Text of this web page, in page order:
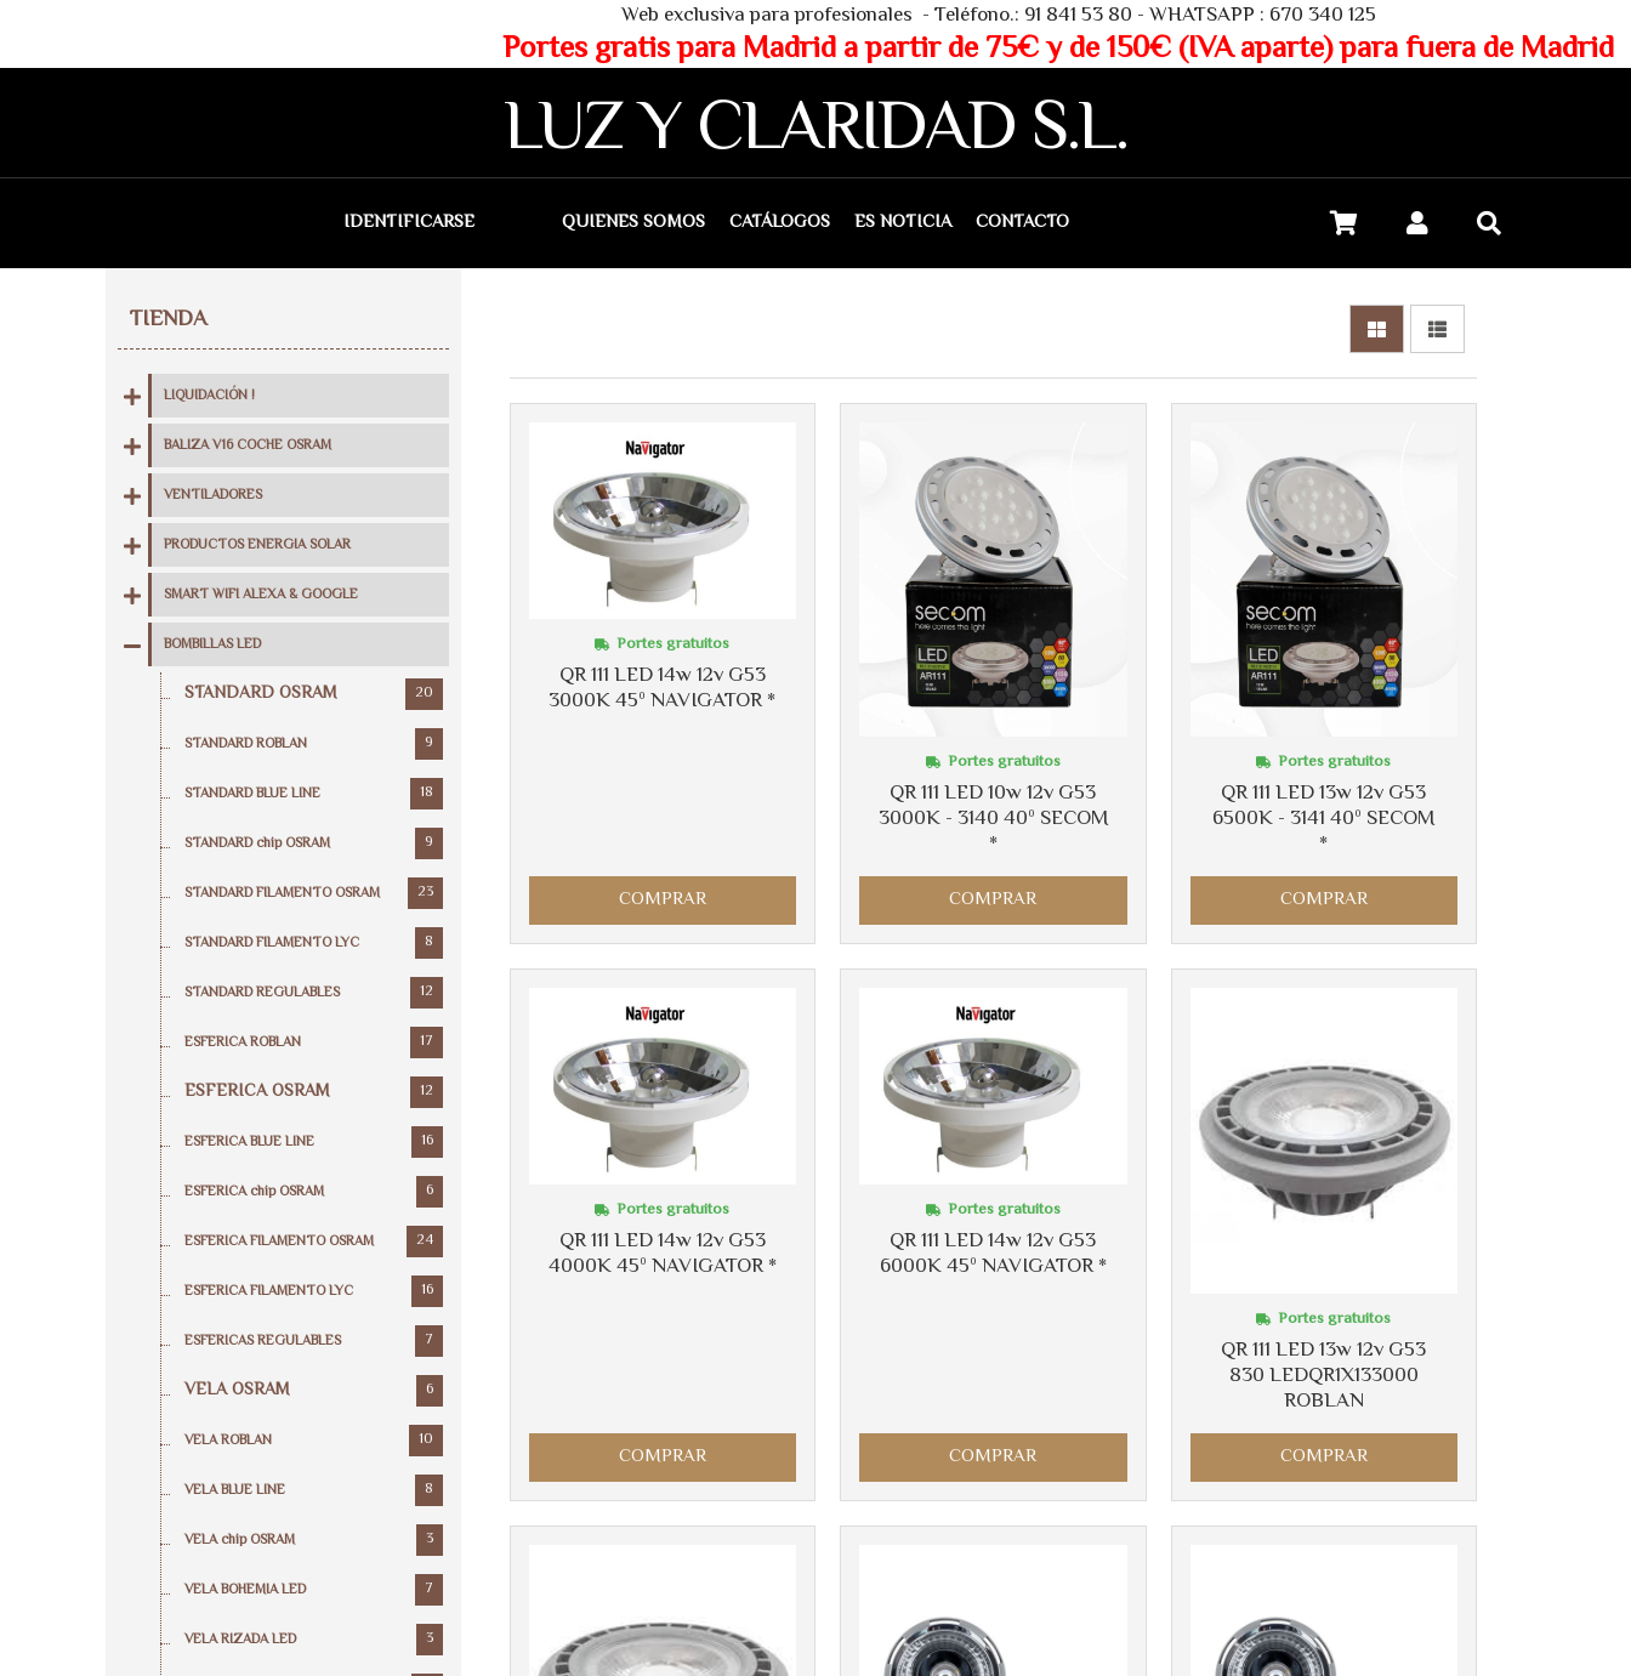
Web exclusiva para profesionales - Teléfono.: 91 841 53 80 - WHATSAPP : 670 340 125
Portes gratis para Madrid a partir de 75€ y de 150€ (IVA aparte) para fuera de Madrid
LUZ Y CLARIDAD S.L.
IDENTIFICARSE QUIENES SOMOS CATÁLOGOS ES NOTICIA CONTACTO
TIENDA
LIQUIDACIÓN !
BALIZA V16 COCHE OSRAM
VENTILADORES
PRODUCTOS ENERGIA SOLAR
SMART WIFI ALEXA & GOOGLE
BOMBILLAS LED
STANDARD OSRAM 20
STANDARD ROBLAN 9
STANDARD BLUE LINE 18
STANDARD chip OSRAM 9
STANDARD FILAMENTO OSRAM 23
STANDARD FILAMENTO LYC 8
STANDARD REGULABLES 12
ESFERICA ROBLAN 17
ESFERICA OSRAM 12
ESFERICA BLUE LINE 16
ESFERICA chip OSRAM 6
ESFERICA FILAMENTO OSRAM 24
ESFERICA FILAMENTO LYC 16
ESFERICAS REGULABLES 7
VELA OSRAM 6
VELA ROBLAN 10
VELA BLUE LINE 8
VELA chip OSRAM 3
VELA BOHEMIA LED 7
VELA RIZADA LED 3
QR 111 LED 14w 12v G53
3000K 45º NAVIGATOR *
Portes gratuitos
COMPRAR
QR 111 LED 10w 12v G53
3000K - 3140 40º SECOM
*
Portes gratuitos
COMPRAR
QR 111 LED 13w 12v G53
6500K - 3141 40º SECOM
*
Portes gratuitos
COMPRAR
QR 111 LED 14w 12v G53
4000K 45º NAVIGATOR *
Portes gratuitos
COMPRAR
QR 111 LED 14w 12v G53
6000K 45º NAVIGATOR *
Portes gratuitos
COMPRAR
QR 111 LED 13w 12v G53
830 LEDQR1X133000
ROBLAN
Portes gratuitos
COMPRAR
Más info
Más info Más info
Más info Más info